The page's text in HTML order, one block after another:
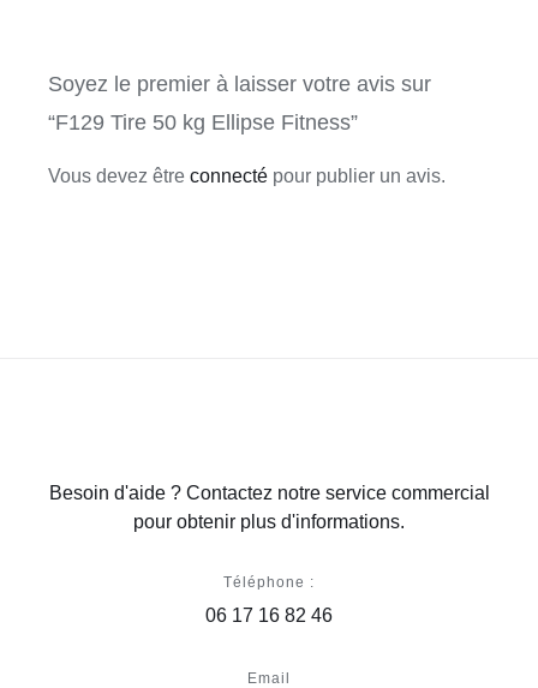
Soyez le premier à laisser votre avis sur
“F129 Tire 50 kg Ellipse Fitness”
Vous devez être connectépour publier un avis.
Besoin d'aide ? Contactez notre service commercial
pour obtenir plus d'informations.
Téléphone :
06 17 16 82 46
Email